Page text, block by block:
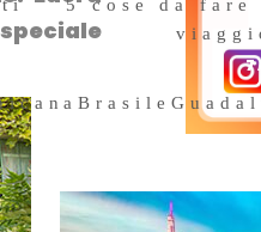
5 cose da
7
Brasile